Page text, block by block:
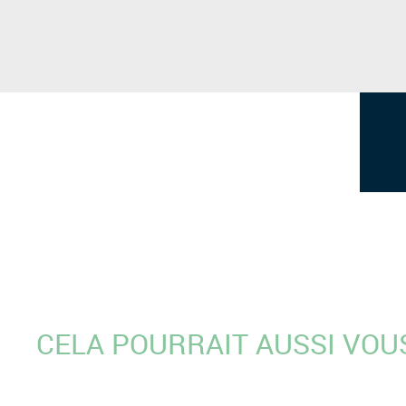
CELA POURRAIT AUSSI